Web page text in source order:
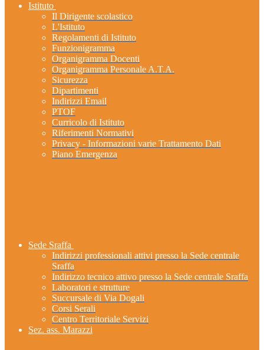
Istituto
Il Dirigente scolastico
L'Istituto
Regolamenti di Istituto
Funzionigramma
Organigramma Docenti
Organigramma Personale A.T.A.
Sicurezza
Dipartimenti
Indirizzi Email
PTOF
Curricolo di Istituto
Riferimenti Normativi
Privacy - Informazioni varie Trattamento Dati
Piano Emergenza
Sede Sraffa
Indirizzi professionali attivi presso la Sede centrale
Sraffa
Indirizzo tecnico attivo presso la Sede centrale Sraffa
Laboratori e strutture
Succursale di Via Dogali
Corsi Serali
Centro Territoriale Servizi
Sez. ass. Marazzi